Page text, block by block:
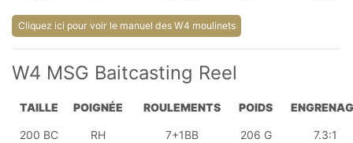
Cliquez ici pour voir le manuel des W4 moulinets
W4 MSG Baitcasting Reel
TAILLE POIGNÉE ROULEMENTS POIDS
200 BC RH 7+1BB 206 G 7.3:1